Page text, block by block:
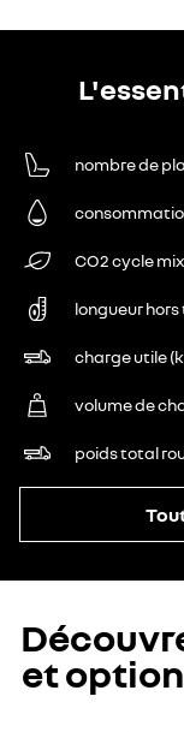
nombre de
CO2 cycle
longueur
charge utile
volume de
poids total
et